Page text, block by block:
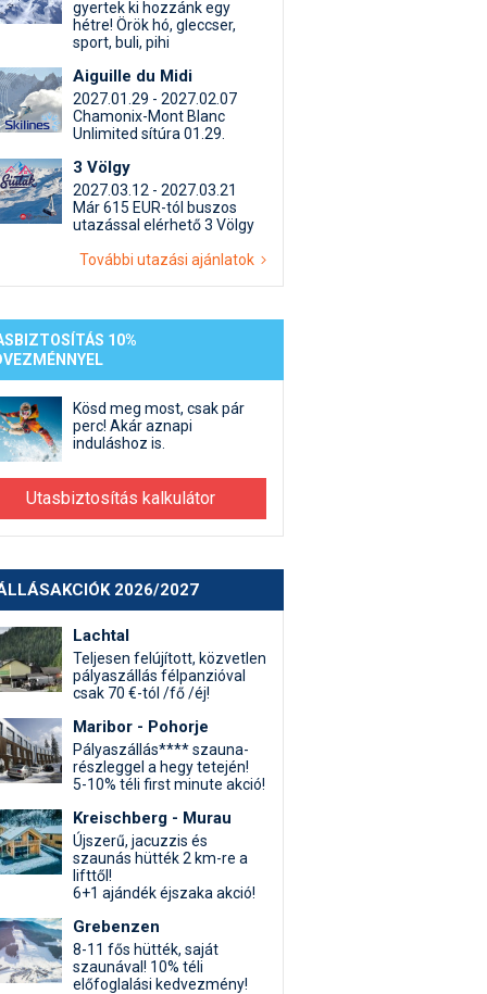
Termékkereső
egyéb síeléshez kapcsolódó téma
beszélgetések
gyertek ki hozzánk egy
hétre! Örök hó, gleccser,
sport, buli, pihi
Aiguille du Midi
2027.01.29 - 2027.02.07
Chamonix-Mont Blanc
Unlimited sítúra 01.29.
3 Völgy
2027.03.12 - 2027.03.21
Már 615 EUR-tól buszos
utazással elérhető 3 Völgy
További utazási ajánlatok
10%
Kösd meg most, csak pár
perc! Akár aznapi
induláshoz is.
Utasbiztosítás kalkulátor
2026/2027
Lachtal
Teljesen felújított, közvetlen
pályaszállás félpanzióval
csak 70 €-tól /fő /éj!
Maribor - Pohorje
Pályaszállás**** szauna-
részleggel a hegy tetején!
5-10% téli first minute akció!
Kreischberg - Murau
Újszerű, jacuzzis és
szaunás hütték 2 km-re a
lifttől!
6+1 ajándék éjszaka akció!
Grebenzen
8-11 fős hütték, saját
szaunával! 10% téli
előfoglalási kedvezmény!